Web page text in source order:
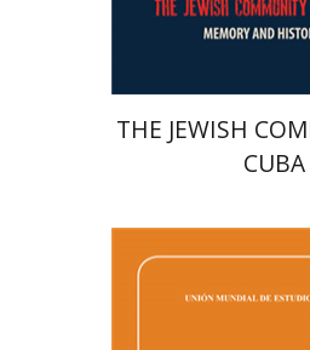
$42
$38
THE JEWISH
CUBA